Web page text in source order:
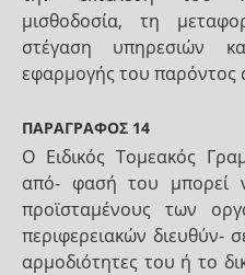
μισθοδοσία, τη
στέγαση υπηρεσιών
εφαρμογής του παρόντος
ΠΑΡΑΓΡΑΦΟΣ 14
Ο Ειδικός Τομεακός
από- φασή του μπορεί
προϊσταμένους των
περιφερειακών διευθύν-
αρμοδιότητες του ή το